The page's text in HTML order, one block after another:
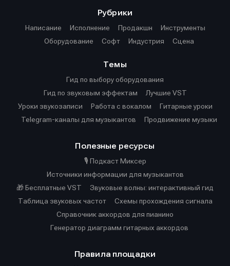
Рубрики
Написание
Исполнение Продакшн
Инструменты
Оборудование
Софт Индустрия Сцена
Темы
Гид по выбору оборудования
Гид по звуковым эффектам
Лучшие VST
Уроки звукозаписи
Работа с вокалом
Гитарные уроки
Telegram-каналы для музыкантов
Продвижение музыки
Полезные ресурсы
🎙️ Подкаст Миксер
Источники информации для музыкантов
🎁 Бесплатные VST
Звуковые волны: интерактивный гид
Таблица звуковых частот
Cхемы прохождения сигнала
Справочник аккордов для пианино
Генератор диаграмм гитарных аккордов
Правила площадки